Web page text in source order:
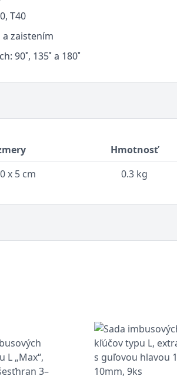
T40
zaistením
90˚, 135˚ a 180˚
Hmotnosť
x 5 cm 0.3 kg